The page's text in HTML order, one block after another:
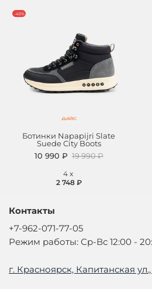
-45%
Ботинки Napapijri Slate
Suede City Boots
10 990 ₽ 19 990 ₽
4x
2 748 ₽
Контакты
+7-962-071-77-05
Режим работы: Ср-Вс 12:00 -
г. Красноярск, Капитанская ул.,